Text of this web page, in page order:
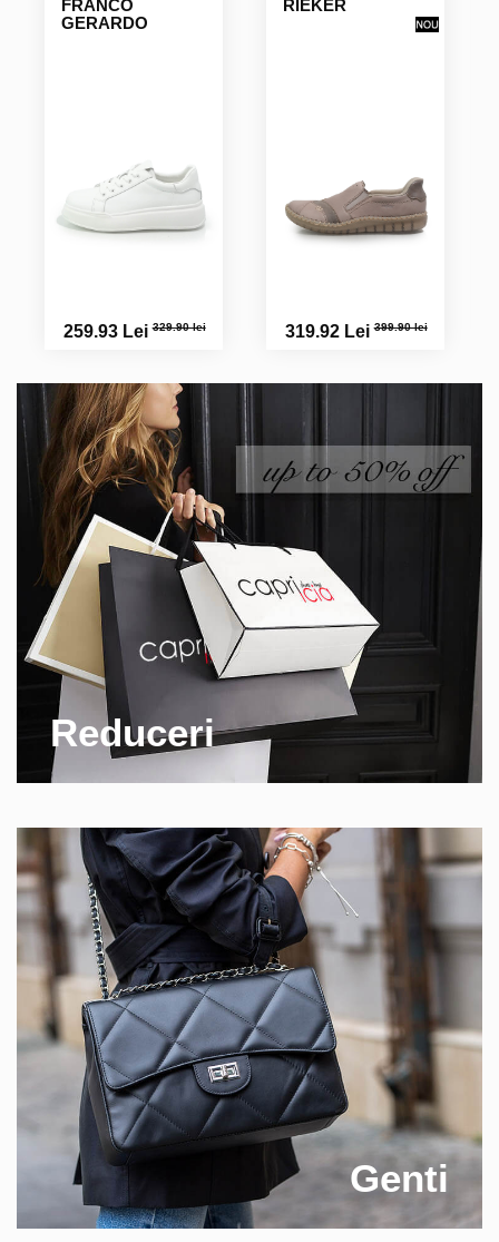
FRANCO
GERARDO
259.93 Lei329.90 lei
RIEKER
319.92 Lei399.90 lei
Reduceri
Genti